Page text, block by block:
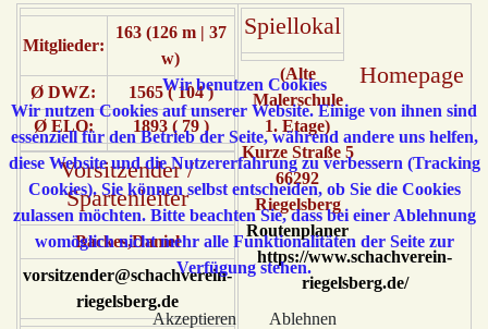
Mitglieder:
163 (126 m | 37
w)
Ø DWZ:
1565 ( 104 )
Ø ELO:
1893 ( 79 )
Vorsitzender /
Spartenleiter
Backes,Daniel
vorsitzender@schachverein-
riegelsberg.de
Spiellokal
(Alte
Malerschule
1. Etage)
Kurze Straße 5
66292
Riegelsberg
Routenplaner
Homepage
https://www.schachverein-
riegelsberg.de/
Wir benutzen Cookies
Wir nutzen Cookies auf unserer Website. Einige von ihnen sind
essenziell für den Betrieb der Seite, während andere uns helfen,
diese Website und die Nutzererfahrung zu verbessern (Tracking
Cookies). Sie können selbst entscheiden, ob Sie die Cookies
zulassen möchten. Bitte beachten Sie, dass bei einer Ablehnung
womöglich nicht mehr alle Funktionalitäten der Seite zur
Verfügung stehen.
Akzeptieren Ablehnen